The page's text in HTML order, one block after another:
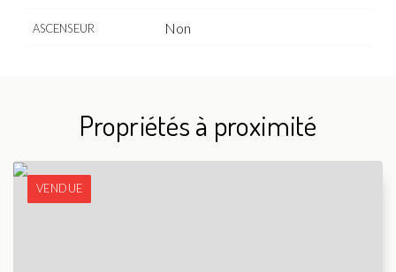
ASCENSEUR Non
Propriétés à proximité
VENDUE